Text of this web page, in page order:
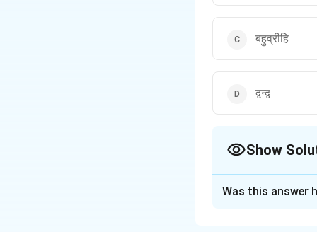
बहुव्रीहि
द्वन्द्व
Show
Was this answer